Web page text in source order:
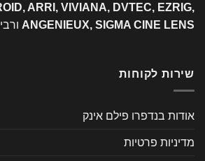
ARRI, VIVIANA, DVTEC, EZRIG,
ANGENIEUX, SIGMA CINE LENS
שירות לקוחות
אודות בנדפרו פילם אינק
מדיניות פרטיות